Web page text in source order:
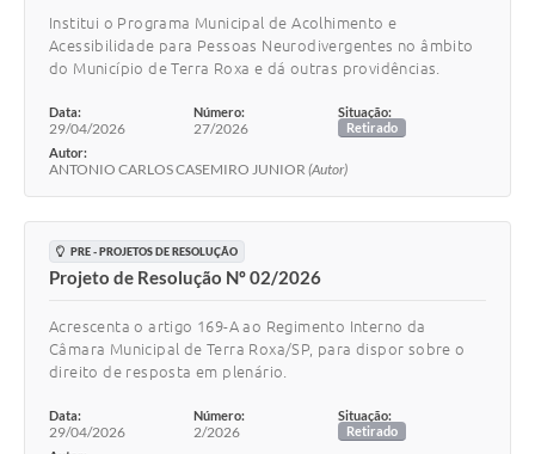
Institui o Programa Municipal de Acolhimento e
Acessibilidade para Pessoas Neurodivergentes no âmbito
do Município de Terra Roxa e dá outras providências.
Data:
29/04/2026
Número:
27/2026
Situação:
Retirado
Autor:
ANTONIO CARLOS CASEMIRO JUNIOR (Autor)
PRE - PROJETOS DE RESOLUÇÃO
Projeto de Resolução Nº 02/2026
Acrescenta o artigo 169-A ao Regimento Interno da
Câmara Municipal de Terra Roxa/SP, para dispor sobre o
direito de resposta em plenário.
Data:
29/04/2026
Número:
2/2026
Situação:
Retirado